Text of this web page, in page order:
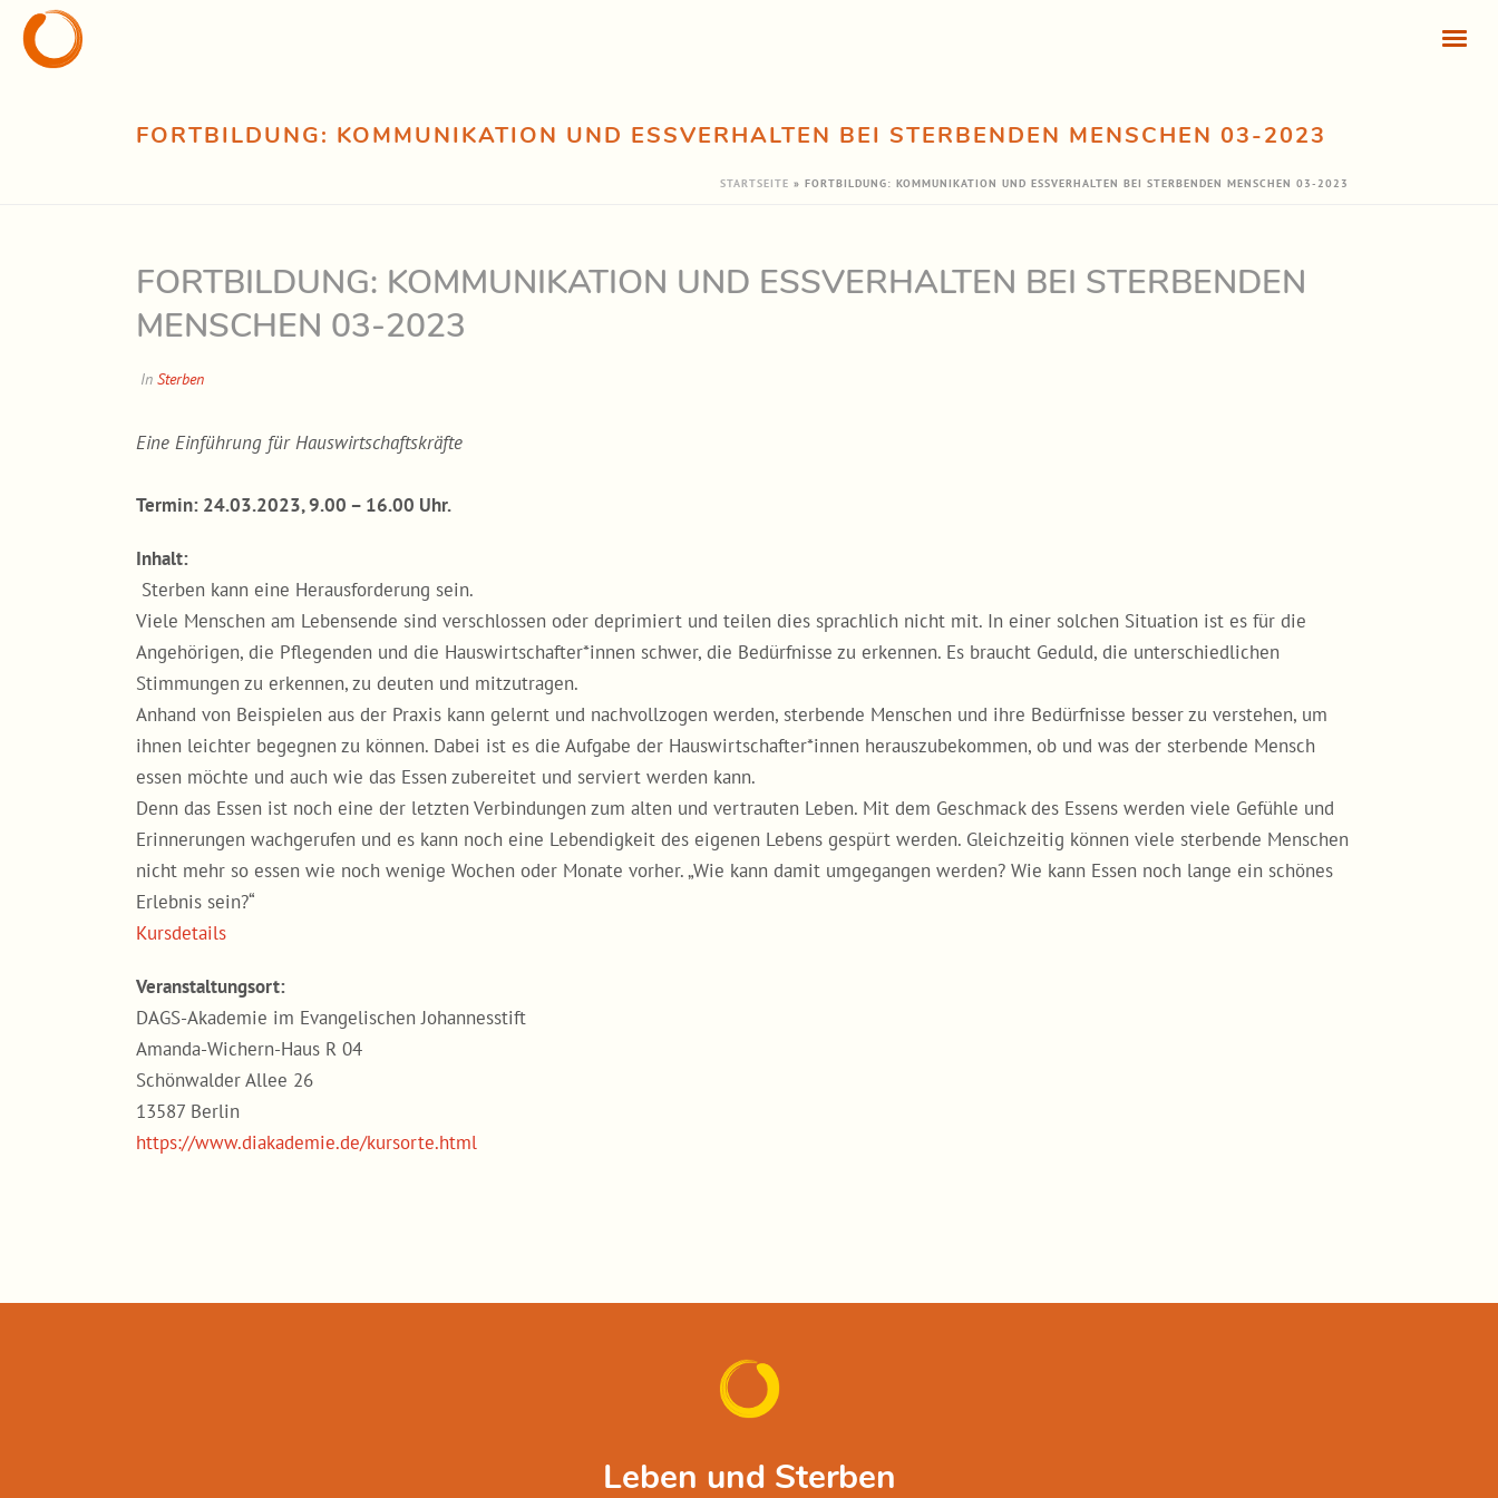
FORTBILDUNG: KOMMUNIKATION UND ESSVERHALTEN BEI STERBENDEN MENSCHEN 03-2023
STARTSEITE » FORTBILDUNG: KOMMUNIKATION UND ESSVERHALTEN BEI STERBENDEN MENSCHEN 03-2023
FORTBILDUNG: KOMMUNIKATION UND ESSVERHALTEN BEI STERBENDEN
MENSCHEN 03-2023
In Sterben
Eine Einführung für Hauswirtschaftskräfte
Termin: 24.03.2023, 9.00 – 16.00 Uhr.
Inhalt:
Sterben kann eine Herausforderung sein.
Viele Menschen am Lebensende sind verschlossen oder deprimiert und teilen dies sprachlich nicht mit. In einer solchen Situation ist es für die
Angehörigen, die Pflegenden und die Hauswirtschafter*innen schwer, die Bedürfnisse zu erkennen. Es braucht Geduld, die unterschiedlichen
Stimmungen zu erkennen, zu deuten und mitzutragen.
Anhand von Beispielen aus der Praxis kann gelernt und nachvollzogen werden, sterbende Menschen und ihre Bedürfnisse besser zu verstehen, um
ihnen leichter begegnen zu können. Dabei ist es die Aufgabe der Hauswirtschafter*innen herauszubekommen, ob und was der sterbende Mensch
essen möchte und auch wie das Essen zubereitet und serviert werden kann.
Denn das Essen ist noch eine der letzten Verbindungen zum alten und vertrauten Leben. Mit dem Geschmack des Essens werden viele Gefühle und
Erinnerungen wachgerufen und es kann noch eine Lebendigkeit des eigenen Lebens gespürt werden. Gleichzeitig können viele sterbende Menschen
nicht mehr so essen wie noch wenige Wochen oder Monate vorher. „Wie kann damit umgegangen werden? Wie kann Essen noch lange ein schönes
Erlebnis sein?“
Kursdetails
Veranstaltungsort:
DAGS-Akademie im Evangelischen Johannesstift
Amanda-Wichern-Haus R 04
Schönwalder Allee 26
13587 Berlin
https://www.diakademie.de/kursorte.html
Leben und Sterben